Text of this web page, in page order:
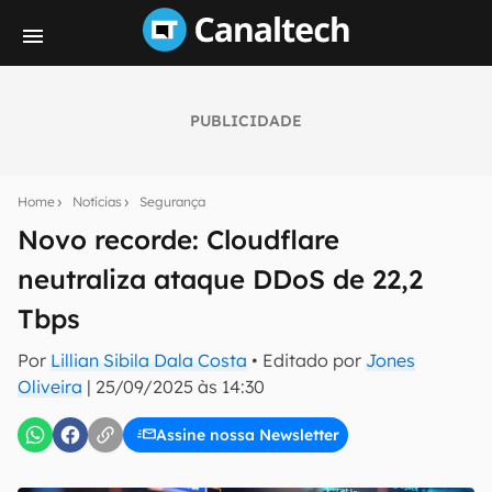
PUBLICIDADE
Home Notícias Segurança
Novo recorde: Cloudflare
neutraliza ataque DDoS de 22,2
Tbps
Por Lillian Sibila Dala Costa • Editado por Jones
Oliveira | 25/09/2025 às 14:30
Assine nossa Newsletter
notícias e reviews sobre tecnologia em primeira
E-mail
inscreva-se
Confirmo que li, aceito e concordo com os Termos de
Uso e Política de Privacidade do Canaltech.